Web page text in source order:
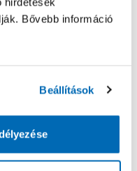
Bővebb információ
Beállítások